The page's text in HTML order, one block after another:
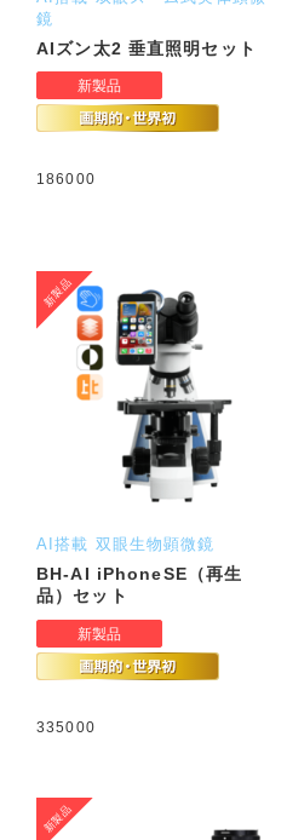
鏡
AIズン太2 垂直照明セット
186000
AI搭載 双眼生物顕微鏡
BH-AI iPhoneSE（再生
品）セット
335000